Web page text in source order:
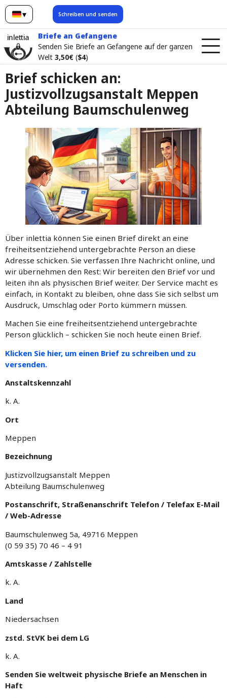
▾
Deutsch Schreiben und senden
inlettia
Briefe an Gefangene
Senden Sie Briefe an Gefangene auf der ganzen
Welt 3,50€ ($4)
Brief schicken an:
Justizvollzugsanstalt Meppen
Abteilung Baumschulenweg
Über inlettia können Sie einen Brief direkt an eine
freiheitsentziehend untergebrachte Person an diese
Adresse schicken. Sie verfassen Ihre Nachricht online, und
wir übernehmen den Rest: Wir bereiten den Brief vor und
leiten ihn als physischen Brief weiter. Der Service macht es
einfach, in Kontakt zu bleiben, ohne dass Sie sich selbst um
Ausdruck, Umschlag oder Porto kümmern müssen.
Machen Sie eine freiheitsentziehend untergebrachte
Person glücklich – schicken Sie noch heute einen Brief.
Klicken Sie hier, um einen Brief zu schreiben und zu
versenden.
Anstaltskennzahl
k. A.
Ort
Meppen
Bezeichnung
Justizvollzugsanstalt Meppen
Abteilung Baumschulenweg
Postanschrift, Straßenanschrift Telefon / Telefax E-Mail
/ Web-Adresse
Baumschulenweg 5a, 49716 Meppen
(0 59 35) 70 46 – 4 91
Amtskasse / Zahlstelle
k. A.
Land
Niedersachsen
zstd. StVK bei dem LG
k. A.
Senden Sie weltweit physische Briefe an Menschen in
Haft